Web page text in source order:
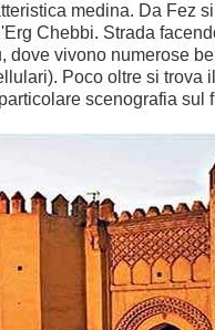
medina. Da Fez
Chebbi. Strada
dove vivono numerose
Poco oltre si
scenografia sul